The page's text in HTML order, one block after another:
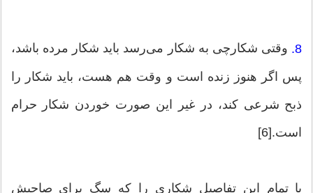
8. وقتی شکارچی به شکار می‌رسد باید شکار مرده باشد،
پس اگر هنوز زنده است و وقت هم هست، باید شکار را
ذبح شرعی کند، در غیر این صورت خوردن شکار حرام
است.[6]
با تمام این تفاصیل شکاری را که سگ برای صاحبش